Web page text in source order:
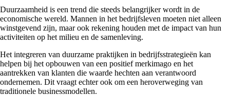
Duurzaamheid is een trend die steeds belangrijker wordt in de
economische wereld. Mannen in het bedrijfsleven moeten niet alleen
winstgevend zijn, maar ook rekening houden met de impact van hun
activiteiten op het milieu en de samenleving.
Het integreren van duurzame praktijken in bedrijfsstrategieën kan
helpen bij het opbouwen van een positief merkimago en het
aantrekken van klanten die waarde hechten aan verantwoord
ondernemen. Dit vraagt echter ook om een heroverweging van
traditionele businessmodellen.